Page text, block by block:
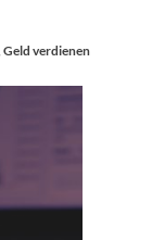
Geld verdienen